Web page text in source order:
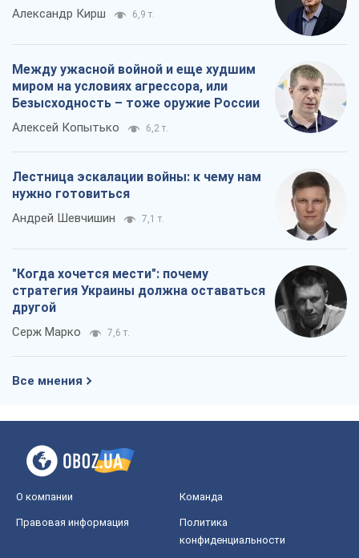
Александр Кирш 6,9 т.
Между ужасной войной и еще худшим
миром на условиях агрессора, или
Безысходность – тоже оружие России
Алексей Копытько 6,2 т.
Лестница эскалации войны: к чему нам
нужно готовиться
Андрей Шевчишин 7,1 т.
"Когда хочется мести": почему
стратегия Украины должна оставаться
другой
Серж Марко 7,6 т.
Все мнения
О компании Команда
Правовая информация
Политика
конфиденциальности